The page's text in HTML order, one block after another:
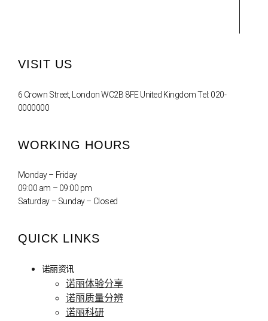
VISIT US
6 Crown Street, London WC2B 8FE United Kingdom Tel: 020-
0000000
WORKING HOURS
Monday – Friday
09:00 am – 09:00 pm
Saturday – Sunday – Closed
QUICK LINKS
诺丽资讯
诺丽体验分享
诺丽质量分辨
诺丽科研